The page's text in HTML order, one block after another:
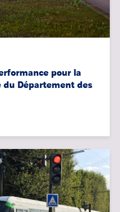
pour la
Département des